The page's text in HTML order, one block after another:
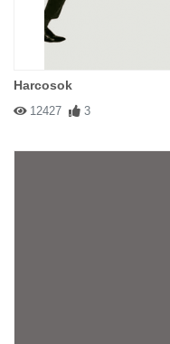
Harcosok
12427 3